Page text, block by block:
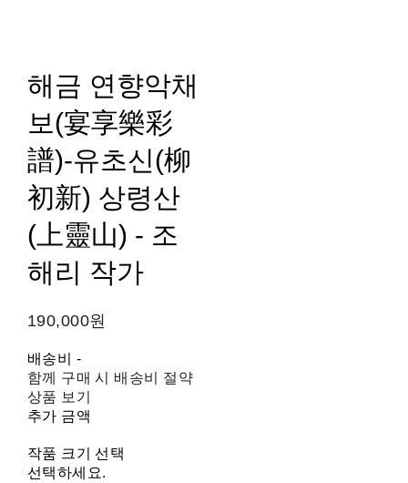
해금 연향악채
보(宴享樂彩
譜)-유초신(柳
初新) 상령산
(上靈山) - 조
해리 작가
190,000원
배송비 -
함께 구매 시 배송비 절약
상품 보기
추가 금액
작품 크기 선택
선택하세요.